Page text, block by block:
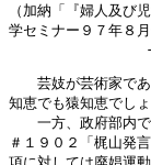
（加納「『婦人及び
学セミナー９７年８月
芸妓が芸術家であ
知恵でも猿知恵でし
一方、政府部内で
＃１９０２「梶山発